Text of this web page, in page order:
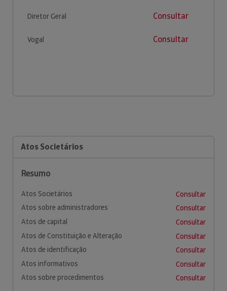
Diretor Geral Consultar
Vogal Consultar
Atos Societários
Resumo
Atos Societários
Consultar
Atos sobre administradores
Consultar
Atos de capital
Consultar
Atos de Constituição e Alteração
Consultar
Atos de identificação
Consultar
Atos informativos
Consultar
Atos sobre procedimentos
Consultar